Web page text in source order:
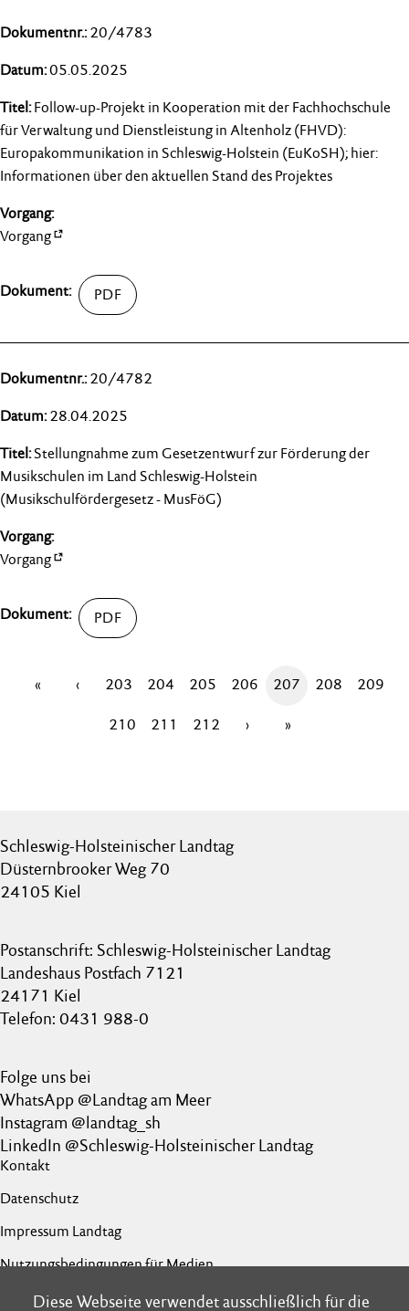
Diese Webseite verwendet ausschließlich für die
Diese Webseite verwendet ausschließlich für die
20/4783
05.05.2025
Follow-up-Projekt in Kooperation mit der Fachhochschule
für Verwaltung und Dienstleistung in Altenholz (FHVD):
Europakommunikation in Schleswig-Holstein (EuKoSH); hier:
Informationen über den aktuellen Stand des Projektes
Vorgang
20/4782
28.04.2025
Stellungnahme zum Gesetzentwurf zur Förderung der
Musikschulen im Land Schleswig-Holstein
(Musikschulfördergesetz - MusFöG)
Vorgang
« ‹ 203 204 205 206 207 208 209
210 211 212 › »
Schleswig-Holsteinischer Landtag
Düsternbrooker Weg 70
24105 Kiel
Postanschrift: Schleswig-Holsteinischer Landtag
Landeshaus Postfach 7121
24171 Kiel
Telefon: 0431 988-0
Folge uns bei
WhatsApp @Landtag am Meer
Instagram @landtag_sh
LinkedIn @Schleswig-Holsteinischer Landtag
Kontakt
Datenschutz
Impressum Landtag
Nutzungsbedingungen für Medien
Barrierefreiheit